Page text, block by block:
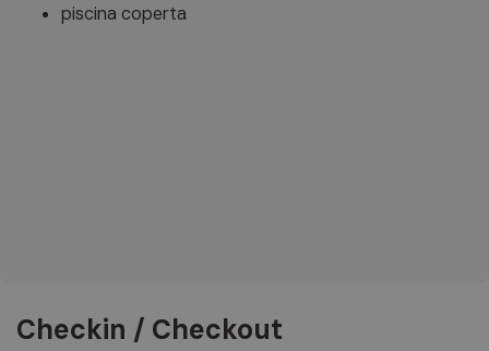
piscina coperta
Checkin / Checkout